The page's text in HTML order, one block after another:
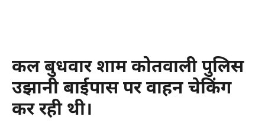
कल बुधवार शाम कोतवाली पुलिस
उझानी बाईपास पर वाहन चेकिंग
कर रही थी।